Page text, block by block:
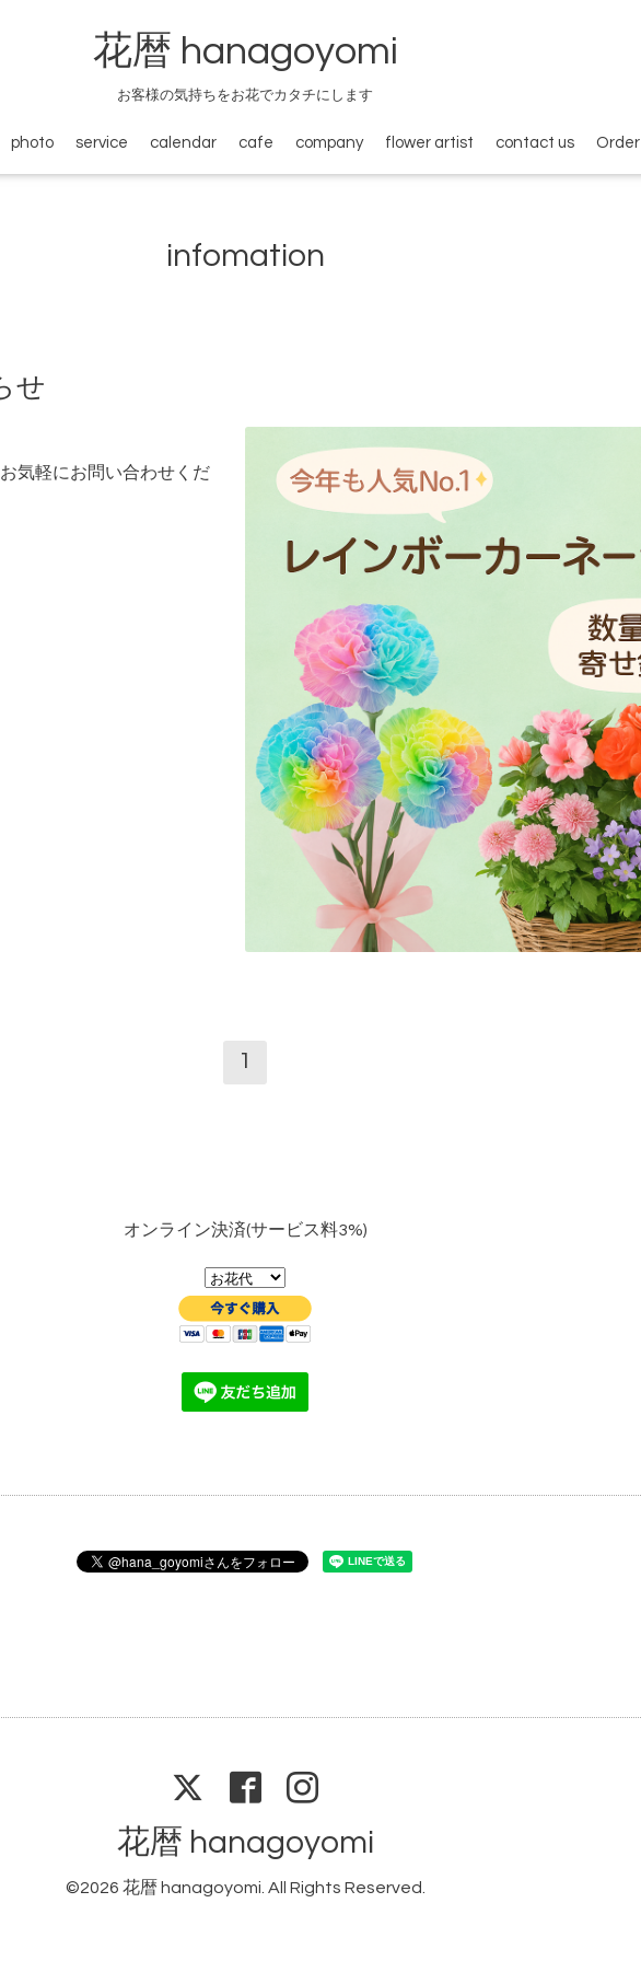
花暦 hanagoyomi
お客様の気持ちをお花でカタチにします
photo service calendar cafe company flower artist contact us Order
infomation
せ
気軽にお問い合わせくだ
1
オンライン決済(サービス料3%)
花暦 hanagoyomi
©2026 花暦 hanagoyomi . All Rights Reserved.